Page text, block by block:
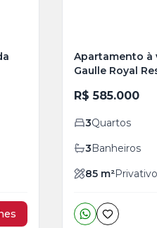
Apartamento à
Gaulle Royal
R$ 585.000
3Quartos
3Banheiros
85m²Privativo